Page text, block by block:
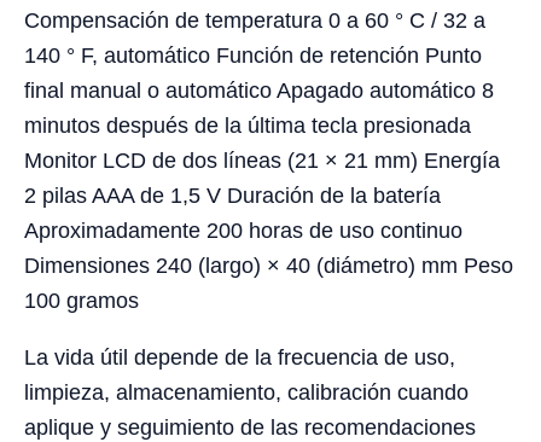
Compensación de temperatura 0 a 60 ° C / 32 a
140 ° F, automático Función de retención Punto
final manual o automático Apagado automático 8
minutos después de la última tecla presionada
Monitor LCD de dos líneas (21 × 21 mm) Energía
2 pilas AAA de 1,5 V Duración de la batería
Aproximadamente 200 horas de uso continuo
Dimensiones 240 (largo) × 40 (diámetro) mm Peso
100 gramos
La vida útil depende de la frecuencia de uso,
limpieza, almacenamiento, calibración cuando
aplique y seguimiento de las recomendaciones